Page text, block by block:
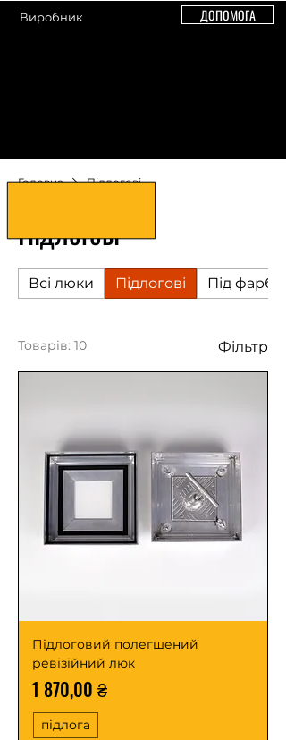
Виробник ДОПОМОГА
Головна Підлогові
Підлогові
Всі люки Підлогові Під
Товарів: 10 Фільтр
Підлоговий полегшений
ревізійний люк
Ціна
1 870,00 ₴
підлога